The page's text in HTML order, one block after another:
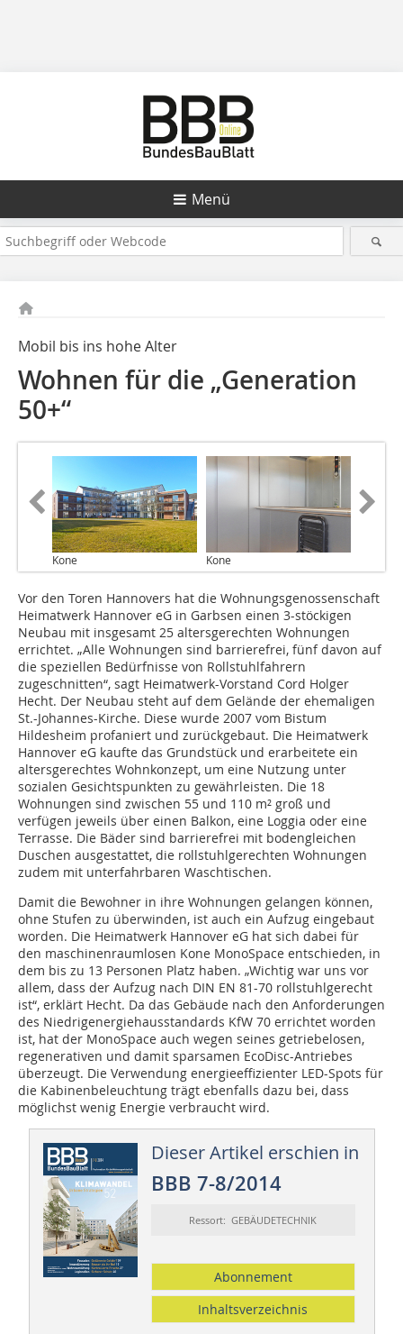
Menü
Mobil bis ins hohe Alter
Wohnen für die „Generation
50+“
Kone Kone
Vor den Toren Hannovers hat die Wohnungsgenossenschaft
Heimatwerk Hannover eG in Garbsen einen 3-stöckigen
Neubau mit insgesamt 25 altersgerechten Wohnungen
errichtet. „Alle Wohnungen sind barrierefrei, fünf davon auf
die speziellen Bedürfnisse von Rollstuhlfahrern
zugeschnitten“, sagt Heimatwerk-Vorstand Cord Holger
Hecht. Der Neubau steht auf dem Gelände der ehemaligen
St.-Johannes-Kirche. Diese wurde 2007 vom Bistum
Hildesheim profaniert und zurückgebaut. Die Heimatwerk
Hannover eG kaufte das Grundstück und erarbeitete ein
altersgerechtes Wohnkonzept, um eine Nutzung unter
sozialen Gesichtspunkten zu gewährleisten. Die 18
Wohnungen sind zwischen 55 und 110 m² groß und
verfügen jeweils über einen Balkon, eine Loggia oder eine
Terrasse. Die Bäder sind barrierefrei mit bodengleichen
Duschen ausgestattet, die rollstuhlgerechten Wohnungen
zudem mit unterfahrbaren Waschtischen.
Damit die Bewohner in ihre Wohnungen gelangen können,
ohne Stufen zu überwinden, ist auch ein Aufzug eingebaut
worden. Die Heimatwerk Hannover eG hat sich dabei für
den maschinenraumlosen Kone MonoSpace entschieden, in
dem bis zu 13 Personen Platz haben. „Wichtig war uns vor
allem, dass der Aufzug nach DIN EN 81-70 rollstuhlgerecht
ist“, erklärt Hecht. Da das Gebäude nach den Anforderungen
des Niedrigenergiehausstandards KfW 70 errichtet worden
ist, hat der MonoSpace auch wegen seines getriebelosen,
regenerativen und damit sparsamen EcoDisc-Antriebes
überzeugt. Die Verwendung energieeffizienter LED-Spots für
die Kabinenbeleuchtung trägt ebenfalls dazu bei, dass
möglichst wenig Energie verbraucht wird.
Dieser Artikel erschien in
BBB 7-8/2014
Ressort: GEBÄUDETECHNIK
Abonnement
Inhaltsverzeichnis